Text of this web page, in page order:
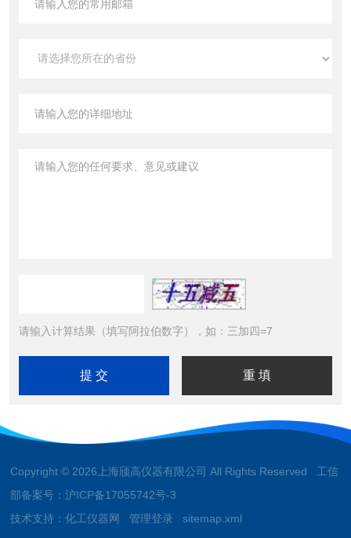
请输入计算结果（填写阿拉伯数字），如：三加四=7
Copyright © 2026上海颀高仪器有限公司 All Rights Reserved 工信
部备案号：沪ICP备17055742号-3
技术支持：化工仪器网 管理登录 sitemap.xml